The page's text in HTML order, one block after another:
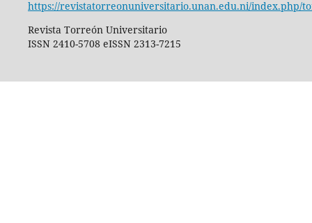
https://revistatorreonuniversitario.unan.edu.ni/index.php/
Revista Torreón Universitario
ISSN 2410-5708 eISSN 2313-7215